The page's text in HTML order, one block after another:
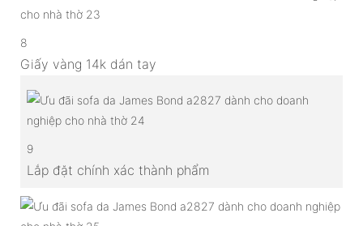
8
Giấy vàng 14k dán tay
9
Lắp đặt chính xác thành phẩm